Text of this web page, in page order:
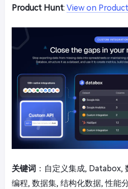
Product Hunt: View on
关键词 ：自定义集成, Databox,
编程, 数据集, 结构化数据, 性能